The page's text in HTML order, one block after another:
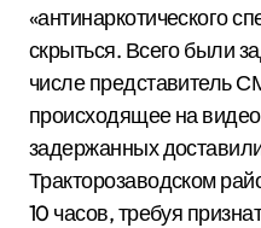
«антинаркотического
скрыться. Всего были
числе представитель
происходящее на
задержанных
Тракторозаводском
10 часов, требуя